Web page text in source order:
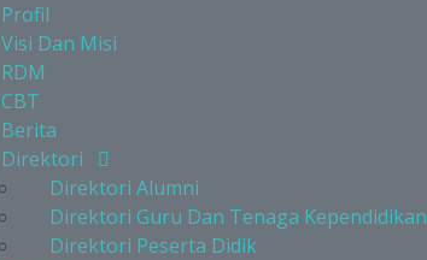
Profil
Visi Dan Misi
RDM
CBT
Berita
Direktori
Direktori Alumni
Direktori Guru Dan Tenaga Kependidikan
Direktori Peserta Didik